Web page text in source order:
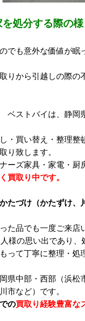
を処分する際の
でも意外な価値が眠
りから引越しの際
ベストバイは、静岡
・買い替え・整理
り致します。
ーズ家具・家電・
買取り中です。
たづけ（かたずけ、
た品でも一度ご来店
様の思い出であり
って丁寧に整理・処
県中部・西部（浜松
市など）です。
の買取り経験豊富な